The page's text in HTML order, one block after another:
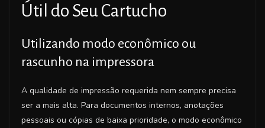
Útil do Seu Cartucho
Utilizando modo econômico ou
rascunho na impressora
A qualidade de impressão requerida nem sempre precisa
ser a mais alta. Para documentos internos, anotações
pessoais ou cópias de baixa prioridade, o modo econômico